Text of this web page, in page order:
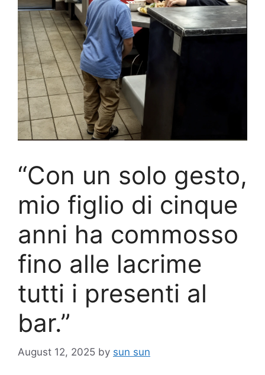
“Con un solo gesto,
mio figlio di cinque
anni ha commosso
fino alle lacrime
tutti i presenti al
bar.”
August 12, 2025 by sun sun